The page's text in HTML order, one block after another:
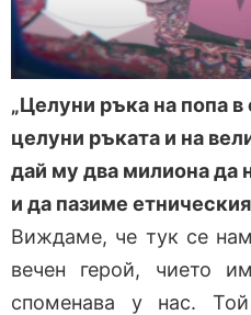
„Целуни ръка на попа в
целуни ръката и на
дай му два милиона да
и да пазиме
Виждаме, че тук се
вечен герой, чието
споменава у нас.